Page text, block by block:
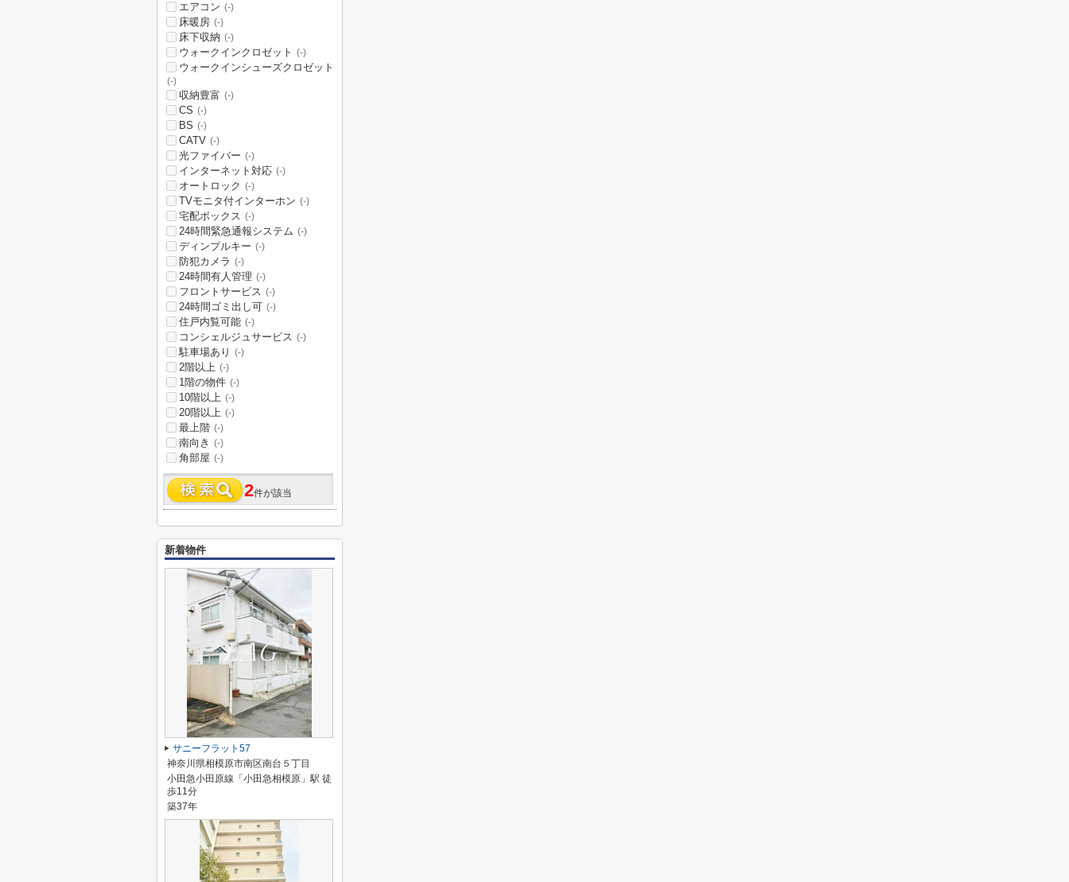
エアコン (-)
床暖房 (-)
床下収納 (-)
ウォークインクロゼット (-)
ウォークインシューズクロゼット
(-)
収納豊富 (-)
CS (-)
BS (-)
CATV (-)
光ファイバー (-)
インターネット対応 (-)
オートロック (-)
TVモニタ付インターホン (-)
宅配ボックス (-)
24時間緊急通報システム (-)
ディンプルキー (-)
防犯カメラ (-)
24時間有人管理 (-)
フロントサービス (-)
24時間ゴミ出し可 (-)
住戸内覧可能 (-)
コンシェルジュサービス (-)
駐車場あり (-)
2階以上 (-)
1階の物件 (-)
10階以上 (-)
20階以上 (-)
最上階 (-)
南向き (-)
角部屋 (-)
2件が該当
新着物件
サニーフラット57
神奈川県相模原市南区南台５丁目
小田急小田原線「小田急相模原」駅 徒
歩11分
築37年